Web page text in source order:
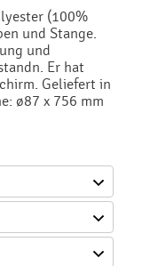
(100%
und Stange.
und
Er hat
Geliefert in
ø87 x 756 mm